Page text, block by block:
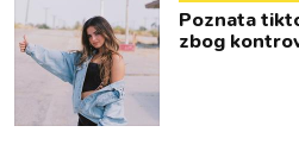
Poznata
zbog